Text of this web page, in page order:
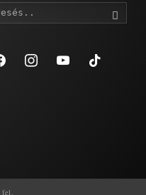
Keresés
instagram youtube tiktok